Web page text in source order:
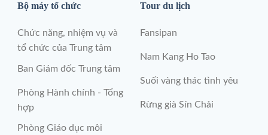
Bộ máy tổ chức
Chức năng, nhiệm vụ và
tổ chức của Trung tâm
Ban Giám đốc Trung tâm
Phòng Hành chính - Tổng
hợp
Phòng Giáo dục môi
Tour du lịch
Fansipan
Nam Kang Ho Tao
Suối vàng thác tình yêu
Rừng già Sín Chải